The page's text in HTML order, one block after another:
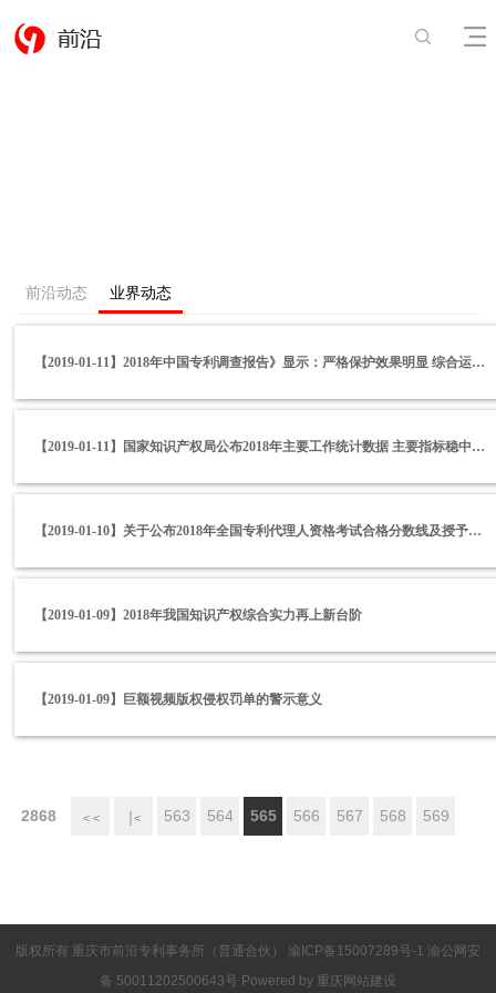
前沿动态 业界动态
【2019-01-11】2018年中国专利调查报告》显示：严格保护效果明显 综合运用能力增强
【2019-01-11】国家知识产权局公布2018年主要工作统计数据 主要指标稳中有进 综合实力持续增强
【2019-01-10】关于公布2018年全国专利代理人资格考试合格分数线及授予专利代理人资格等事项的通知
【2019-01-09】2018年我国知识产权综合实力再上新台阶
【2019-01-09】巨额视频版权侵权罚单的警示意义
2868 563 564 565 566 567 568 569
版权所有 重庆市前沿专利事务所（普通合伙） 渝ICP备15007289号-1 渝公网安
备 50011202500643号 Powered by 重庆网站建设